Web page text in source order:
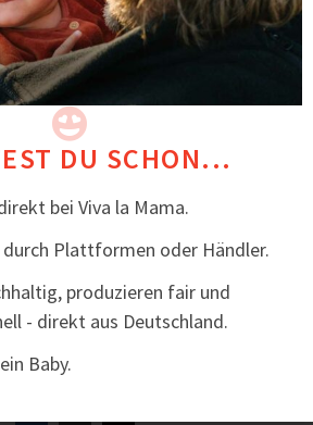
Tragejacke für Männer –
PROTECTIS
DU SCHON...
bei Viva la Mama.
durch Plattformen oder Händler.
produzieren fair und
- direkt aus Deutschland.
Baby.